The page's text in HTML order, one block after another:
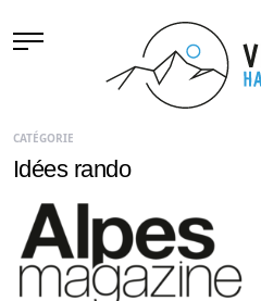
CATÉGORIE
Idées rando